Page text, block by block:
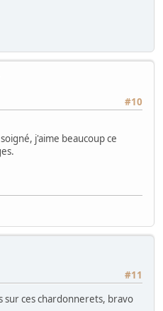
#10
j'aime beaucoup ce
#11
sur ces chardonnerets, bravo